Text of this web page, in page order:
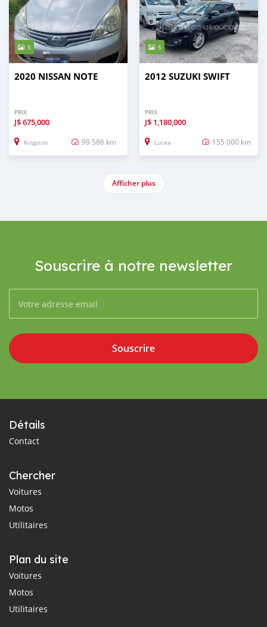
5
2020 NISSAN NOTE
PRIX
J$675,000
Kingston 99 586 km
5
2012 SUZUKI SWIFT
PRIX
J$ 1,180,000
Lucea 155 000 km
Afficher plus
Souscrire à notre newsletter
Souscrire
Détails
Contact
Chercher
Voitures
Motos
Utilitaires
Plan du site
Voitures
Motos
Utilitaires